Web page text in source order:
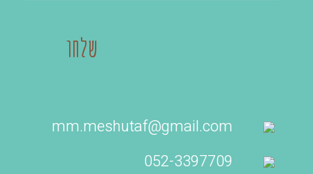
mm.meshutaf@gmail.com
052-3397709‬